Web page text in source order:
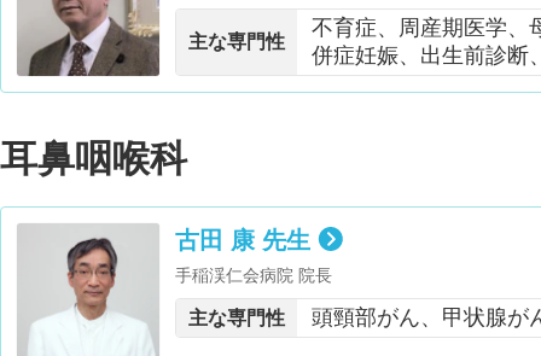
ム医療センター長 ・神戸大学医学研究科 非常
セリング学会 認定臨床遺伝専門医・日本産科
副理事長・日本生殖免疫学会 理事・日本母性
主な専門性
不育症、周産期医学、
併症妊娠、出生前診断
耳鼻咽喉科
古田 康 先生
手稲渓仁会病院 院長
主な専門性 頭頸部がん、甲状腺が